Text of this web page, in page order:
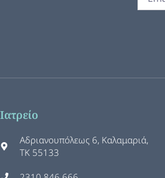
Ιατρείο
Αδριανουπόλεως 6, Καλαμαριά,
ΤΚ 55133